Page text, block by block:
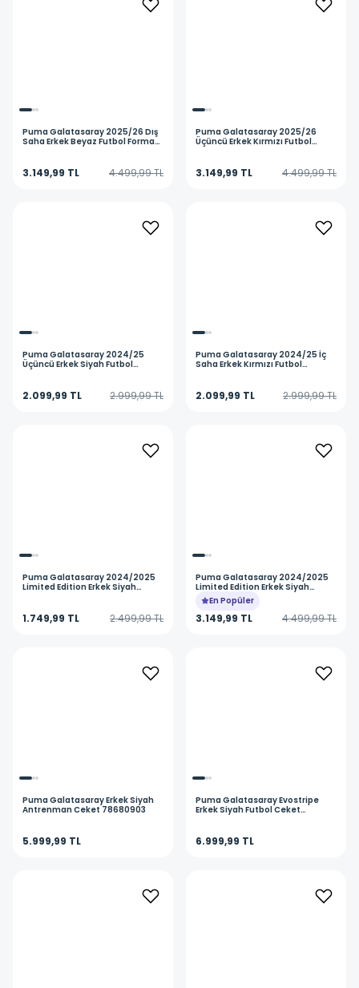
PumaGalatasaray 2025/26 Dış
Saha Erkek Beyaz Futbol Forması
3.149,99 TL 4.499,99 TL
PumaGalatasaray 2025/26
Üçüncü Erkek Kırmızı Futbol
3.149,99 TL 4.499,99 TL
PumaGalatasaray 2024/25
Üçüncü Erkek Siyah Futbol
2.099,99 TL 2.999,99 TL
PumaGalatasaray 2024/25 İç
Saha Erkek Kırmızı Futbol
2.099,99 TL 2.999,99 TL
PumaGalatasaray 2024/2025
Limited Edition Erkek Siyah
1.749,99 TL 2.499,99 TL
PumaGalatasaray 2024/2025
Limited Edition Erkek Siyah
Futbol Forma 78151812
En Popüler
3.149,99 TL 4.499,99 TL
PumaGalatasaray Erkek Siyah
Antrenman Ceket 78680903
5.999,99 TL
PumaGalatasaray Evostripe
Erkek Siyah Futbol Ceket
6.999,99 TL